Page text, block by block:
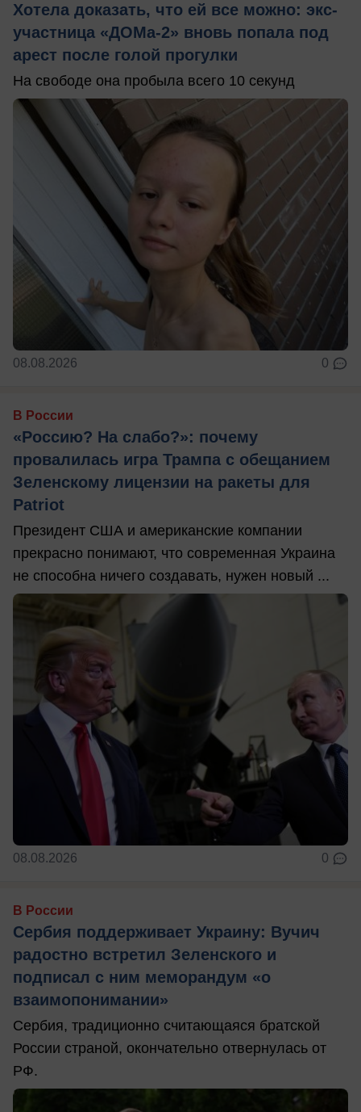
Хотела доказать, что ей все можно: экс-
участница «ДОМа-2» вновь попала под
арест после голой прогулки
На свободе она пробыла всего 10 секунд
08.08.2026 0
В России
«Россию? На слабо?»: почему
провалилась игра Трампа с обещанием
Зеленскому лицензии на ракеты для
Patriot
Президент США и американские компании
прекрасно понимают, что современная Украина
не способна ничего создавать, нужен новый ...
08.08.2026 0
В России
Сербия поддерживает Украину: Вучич
радостно встретил Зеленского и
подписал с ним меморандум «о
взаимопонимании»
Сербия, традиционно считающаяся братской
России страной, окончательно отвернулась от
РФ.